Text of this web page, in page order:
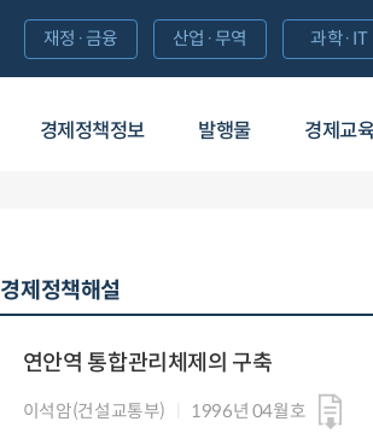
경제정책정보 발행물 경제교
재정·금융 산업·무역 과학·IT
경제정책해설
연안역 통합관리체제의 구축
이석암(건설교통부) 1996년 04월호